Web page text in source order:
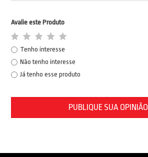
Avalie este Produto
Tenho interesse
Não tenho interesse
Já tenho esse produto
PUBLIQUE SUA OPINIÃO